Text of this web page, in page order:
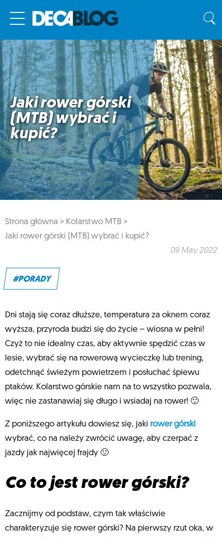
Jaki rower górski
(MTB) wybrać i
kupić?
Strona główna > Kolarstwo MTB >
Jaki rower górski (MTB) wybrać i kupić?
09 May 2022
#PORADY
Dni stają się coraz dłuższe, temperatura za oknem coraz
wyższa, przyroda budzi się do życie – wiosna w pełni!
Czyż to nie idealny czas, aby aktywnie spędzić czas w
lesie, wybrać się na rowerową wycieczkę lub trening,
odetchnąć świeżym powietrzem i posłuchać śpiewu
ptaków. Kolarstwo górskie nam na to wszystko pozwala,
więc nie zastanawiaj się długo i wsiadaj na rower! 🙂
Z poniższego artykułu dowiesz się, jaki rower górski
wybrać, co na należy zwrócić uwagę, aby czerpać z
jazdy jak najwięcej frajdy 🙂
Co to jest rower górski?
Zacznijmy od podstaw, czym tak właściwie
charakteryzuje się rower górski? Na pierwszy rzut oka, w